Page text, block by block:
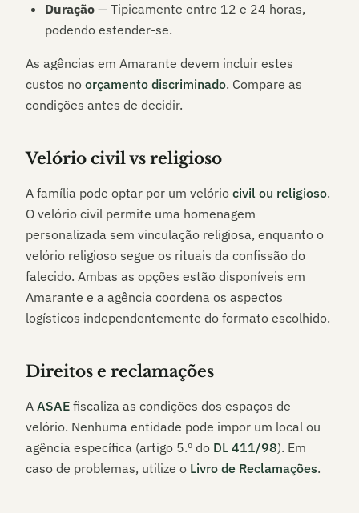
Duração — Tipicamente entre 12 e 24 horas,
podendo estender-se.
As agências em Amarante devem incluir estes
custos no orçamento discriminado. Compare as
condições antes de decidir.
Velório civil vs religioso
A família pode optar por um velório civil ou religioso.
O velório civil permite uma homenagem
personalizada sem vinculação religiosa, enquanto o
velório religioso segue os rituais da confissão do
falecido. Ambas as opções estão disponíveis em
Amarante e a agência coordena os aspectos
logísticos independentemente do formato escolhido.
Direitos e reclamações
A ASAE fiscaliza as condições dos espaços de
velório. Nenhuma entidade pode impor um local ou
agência específica (artigo 5.º do DL 411/98). Em
caso de problemas, utilize o Livro de Reclamações.